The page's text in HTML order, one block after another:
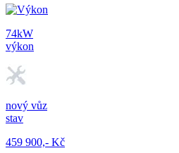
74kW
výkon
nový vůz
stav
459 900,- Kč